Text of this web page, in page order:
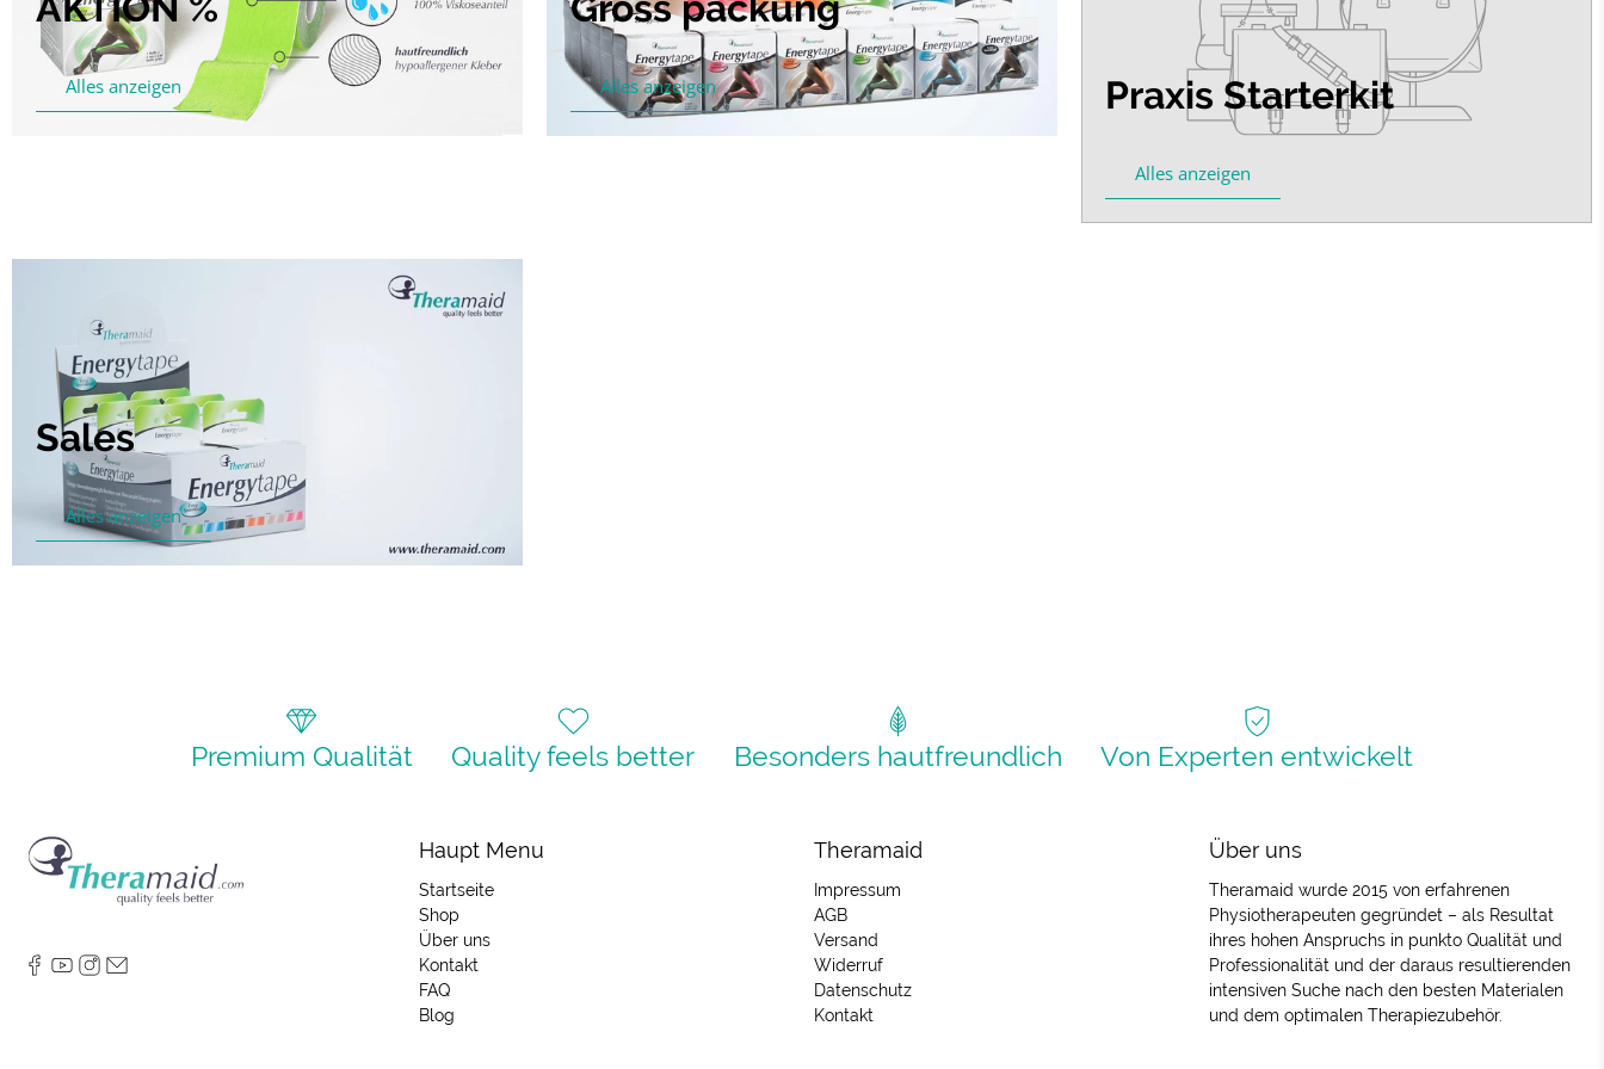
Alles anzeigen Alles anzeigen Praxis Starterkit
Alles anzeigen
Sales
Alles anzeigen
Premium Qualität Quality feels better Besonders hautfreundlich Von Experten entwickelt
Haupt Menu
Startseite
Shop
Über uns
Kontakt
FAQ
Blog
Theramaid
Impressum
AGB
Versand
Widerruf
Datenschutz
Kontakt
Über uns
Theramaid wurde 2015 von erfahrenen
Physiotherapeuten gegründet – als Resultat
ihres hohen Anspruchs in punkto Qualität und
Professionalität und der daraus resultierenden
intensiven Suche nach den besten Materialen
und dem optimalen Therapiezubehör.